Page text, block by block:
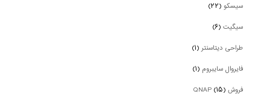
سیسکو(۲۲)
سیگیت(۶)
طراحی دیتاسنتر(۱)
فایروال سایبروم (۱)
فروش QNAP (۱۵)